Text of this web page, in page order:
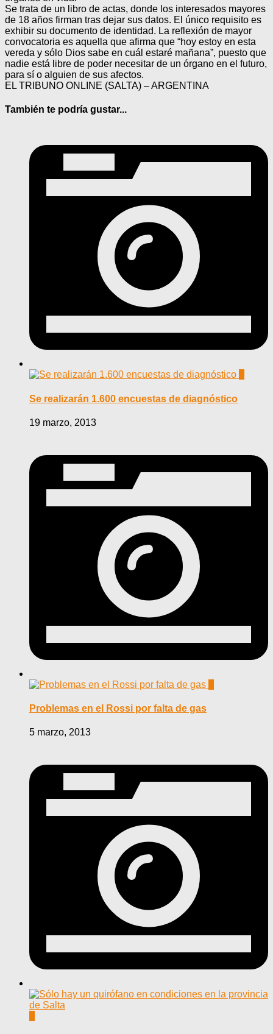
Se trata de un libro de actas, donde los interesados mayores
de 18 años firman tras dejar sus datos. El único requisito es
exhibir su documento de identidad. La reflexión de mayor
convocatoria es aquella que afirma que “hoy estoy en esta
vereda y sólo Dios sabe en cuál estaré mañana”, puesto que
nadie está libre de poder necesitar de un órgano en el futuro,
para sí o alguien de sus afectos.
EL TRIBUNO ONLINE (SALTA) – ARGENTINA
También te podría gustar...
Se realizarán 1.600 encuestas de diagnóstico
19 marzo, 2013
Problemas en el Rossi por falta de gas
5 marzo, 2013